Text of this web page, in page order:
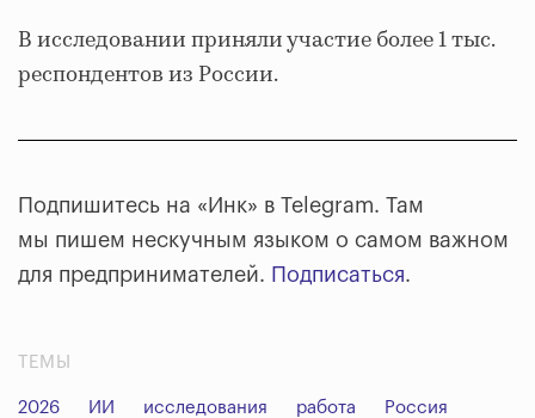
В исследовании приняли участие более 1 тыс.
респондентов из России.
Подпишитесь на «Инк» в Telegram. Там
мы пишем нескучным языком о самом важном
для предпринимателей. Подписаться.
ТЕМЫ
2026 ИИ исследования работа Россия